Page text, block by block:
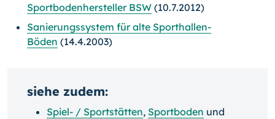
Sportbodenhersteller BSW (10.7.2012)
Sanierungssystem für alte Sporthallen-
Böden (14.4.2003)
siehe zudem:
Spiel- / Sportstätten, Sportboden und